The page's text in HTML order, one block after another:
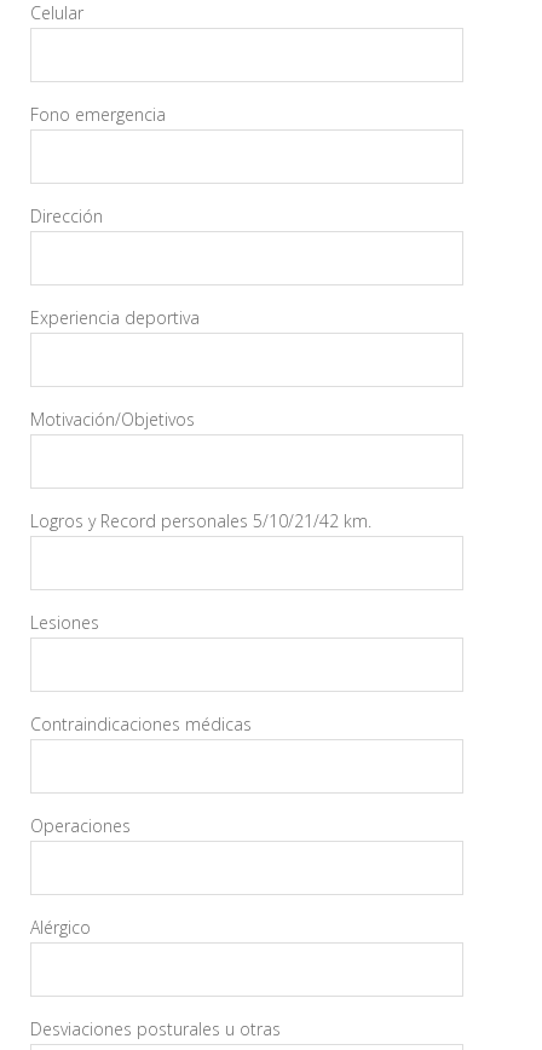
Celular
Fono emergencia
Dirección
Experiencia deportiva
Motivación/Objetivos
Logros y Record personales 5/10/21/42 km.
Lesiones
Contraindicaciones médicas
Operaciones
Alérgico
Desviaciones posturales u otras